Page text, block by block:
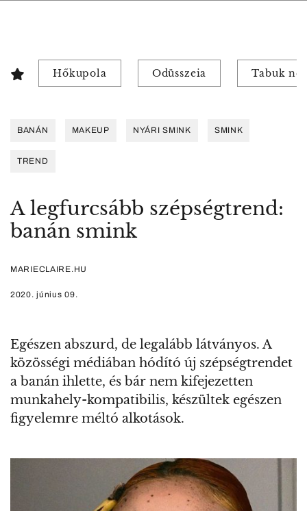
Hőkupola Odüsszeia Tabuk
BANÁN MAKEUP NYÁRI SMINK SMINK
TREND
A legfurcsább szépségtrend:
banán smink
MARIECLAIRE.HU
2020. június 09.
Egészen abszurd, de legalább látványos. A
közösségi médiában hódító új szépségtrendet
a banán ihlette, és bár nem kifejezetten
munkahely-kompatibilis, készültek egészen
figyelemre méltó alkotások.